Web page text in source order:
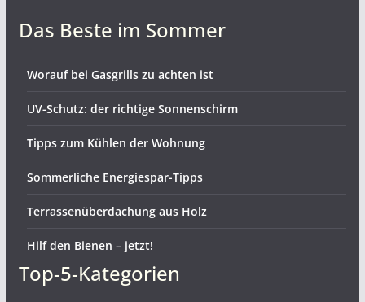
Das Beste im Sommer
Worauf bei Gasgrills zu achten ist
UV-Schutz: der richtige Sonnenschirm
Tipps zum Kühlen der Wohnung
Sommerliche Energiespar-Tipps
Terrassenüberdachung aus Holz
Hilf den Bienen – jetzt!
Top-5-Kategorien